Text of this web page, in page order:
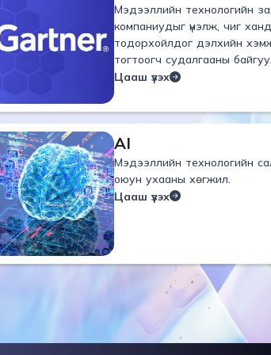
Мэдээллийн технологийн
компаниудыг үнэлж, чиг
тодорхойлдог дэлхийн
тогтоогч судалгааны
Цааш үзэх
AI
Мэдээллийн технологийн
оюун ухааны хөгжил.
Цааш үзэх